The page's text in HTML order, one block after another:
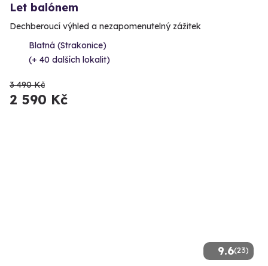
Let balónem
Dechberoucí výhled a nezapomenutelný zážitek
Blatná (Strakonice)
(+ 40 dalších lokalit)
3 490 Kč
2 590 Kč
9.6(23)